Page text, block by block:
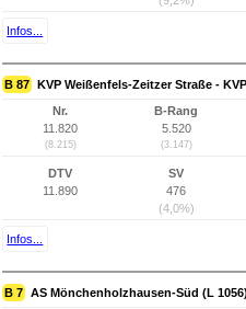
Infos...
B 87 KVP Weißenfels-Zeitzer Straße -
Nr.
11.820
(8.215)
B-Rang
5.520
(3.147)
DTV
11.890
SV
476
(4,0%)
Infos...
B 7 AS Mönchenholzhausen-Süd (L